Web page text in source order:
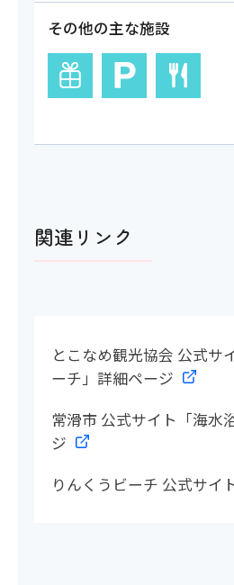
その他の主な施設
関連リンク
とこなめ観光協会 公式サ
ーチ」詳細ページ
常滑市 公式サイト「海水
ジ
りんくうビーチ 公式サイ